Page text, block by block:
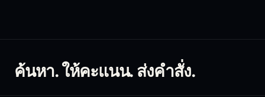
ค้นหา. ให้คะแนน. ส่งคำสั่ง.